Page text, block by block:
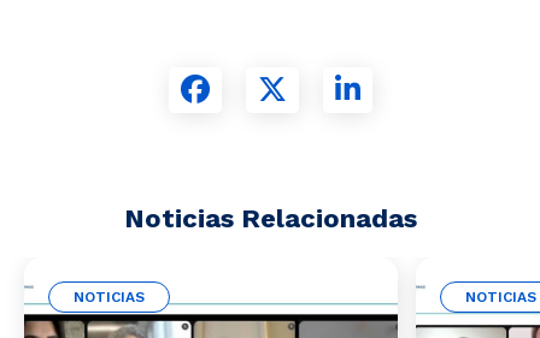
Noticias Relacionadas
NOTICIAS NOTICIAS